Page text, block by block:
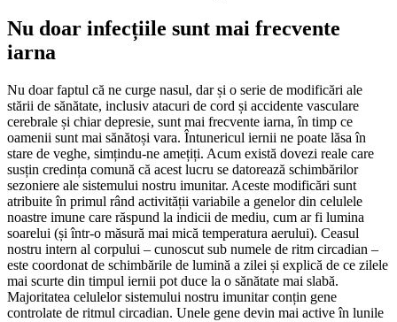
Nu doar infecțiile sunt mai frecvente
iarna
Nu doar faptul că ne curge nasul, dar și o serie de modificări ale
stării de sănătate, inclusiv atacuri de cord și accidente vasculare
cerebrale și chiar depresie, sunt mai frecvente iarna, în timp ce
oamenii sunt mai sănătoși vara. Întunericul iernii ne poate lăsa în
stare de veghe, simțindu-ne amețiți. Acum există dovezi reale care
susțin credința comună că acest lucru se datorează schimbărilor
sezoniere ale sistemului nostru imunitar. Aceste modificări sunt
atribuite în primul rând activității variabile a genelor din celulele
noastre imune care răspund la indicii de mediu, cum ar fi lumina
soarelui (și într-o măsură mai mică temperatura aerului). Ceasul
nostru intern al corpului – cunoscut sub numele de ritm circadian –
este coordonat de schimbările de lumină a zilei și explică de ce zilele
mai scurte din timpul iernii pot duce la o sănătate mai slabă.
Majoritatea celulelor sistemului nostru imunitar conțin gene
controlate de ritmul circadian. Unele gene devin mai active în lunile